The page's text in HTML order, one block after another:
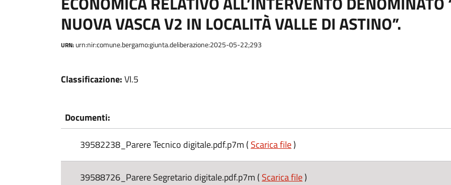
NUOVA VASCA V2 IN LOCALITÀ VALLE DI ASTINO”.
URN: urn:nir:comune.bergamo:giunta.deliberazione:2025-05-22;293
Classificazione:VI.5
Documenti:
39582238_Parere Tecnico digitale.pdf.p7m ( Scarica file)
39588726_Parere Segretario digitale.pdf.p7m ( Scarica file)